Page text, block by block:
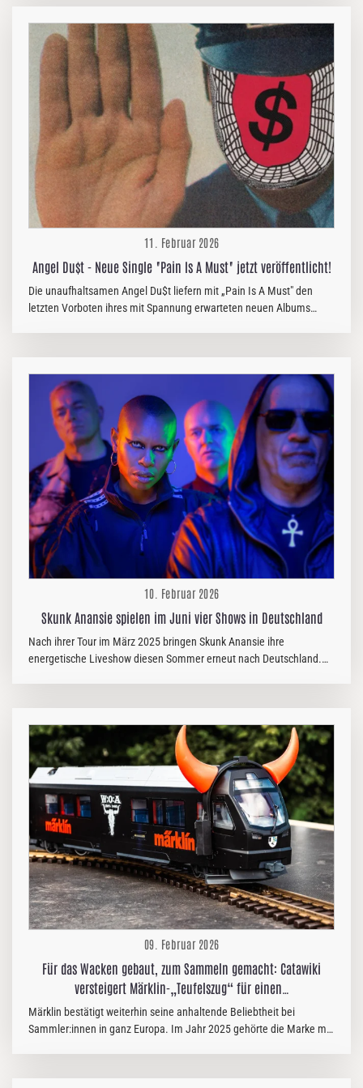
erwarteten Studioalbum „Before We All Die“, das am 20. Februar
über PERCEPTION – A Division Of Reigning Phoenix Music erscheint.
„Before We All Die“ ist Clawfingers erstes Studioalbum seit 19
Jahren und fängt die für die Band typische Mischung aus
messerscharfem Rap, treibenden Grooves und bissiger
Gesellschaftskritik ein, die…
11. Februar 2026
Angel Du$t - Neue Single "Pain Is A Must" jetzt veröffentlicht!
Die unaufhaltsamen Angel Du$t liefern mit „Pain Is A Must" den
letzten Vorboten ihres mit Spannung erwarteten neuen Albums
erscheint am 13.02. über Run For Cover Records (Cargo) und ist ein
26-minütiges Feuerwerk aus eklektischer und knallharter Musik, das
beweist, dass Angel Du$ts Drang, authentischen aggressiven Rock
‚n‘ Roll zu machen, wirklich keine Grenzen kennt. "COLD 2 THE
TOUCH" folgt auf Angel Du$ts Album BRAND NEW SOUL aus dem
Jahr 2023 (das von Fans…
10. Februar 2026
Skunk Anansie spielen im Juni vier Shows in Deutschland
Nach ihrer Tour im März 2025 bringen Skunk Anansie ihre
energetische Liveshow diesen Sommer erneut nach Deutschland.
warum sie immer noch als einer der spannendsten, kraftvollsten
Bands gelten – sowohl auf Platte als auch live. Als Skunk Anansie
1994 in London gegründet wurde, stand die Musikszene ganz im
Zeichen des Britpop – dominiert von weißen Männern und ihren
Gitarren. Doch die vier Bandmitglieder Deborah „Skin“ Dyer, Martin
„Ace“ Kent, Richard „Cass“ Lewis und…
09. Februar 2026
Für das Wacken gebaut, zum Sammeln gemacht: Catawiki
versteigert Märklin-„Teufelszug“ für einen…
Märklin bestätigt weiterhin seine anhaltende Beliebtheit bei
Sammler:innen in ganz Europa. Im Jahr 2025 gehörte die Marke mit
auf Catawiki, dem führenden Online-Marktplatz für besondere